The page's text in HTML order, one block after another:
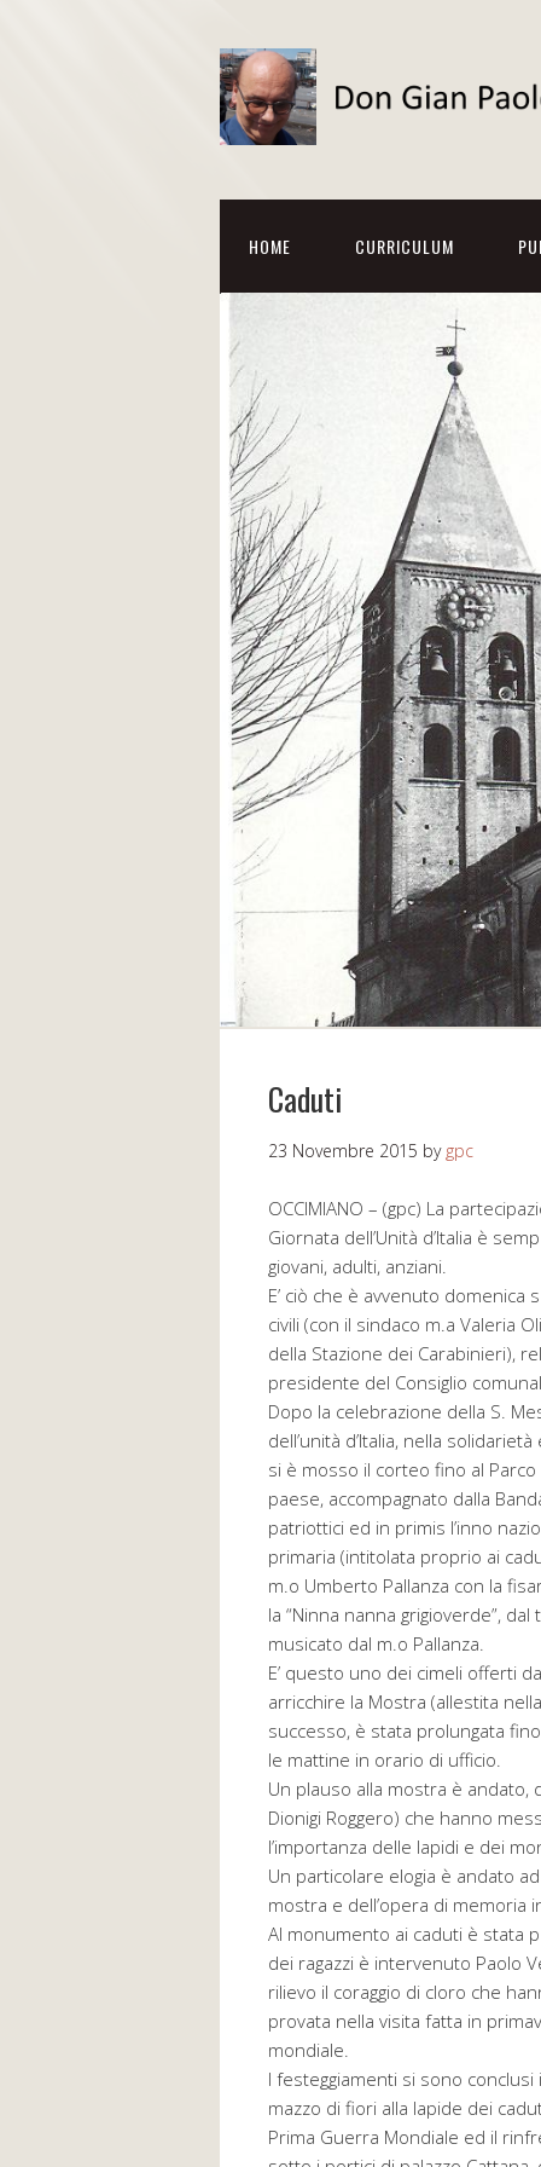
HOME CURRICULUM
Caduti
23 Novembre 2015 by gpc
OCCIMIANO – (gpc) La
Giornata dell’Unità d’Italia è
giovani, adulti, anziani.
E’ ciò che è avvenuto
civili (con il sindaco m.a Valeria
della Stazione dei Carabinieri),
presidente del Consiglio
Dopo la celebrazione della S.
dell’unità d’Italia, nella
si è mosso il corteo fino al
paese, accompagnato dalla
patriottici ed in primis l’inno
primaria (intitolata proprio ai
m.o Umberto Pallanza con la
la “Ninna nanna grigioverde”,
musicato dal m.o Pallanza.
E’ questo uno dei cimeli offerti
arricchire la Mostra (allestita
successo, è stata prolungata
le mattine in orario di ufficio.
Un plauso alla mostra è andato,
Dionigi Roggero) che hanno
l’importanza delle lapidi e dei
Un particolare elogia è andato
mostra e dell’opera di memoria
Al monumento ai caduti è stata
dei ragazzi è intervenuto Paolo
rilievo il coraggio di cloro che
provata nella visita fatta in
mondiale.
I festeggiamenti si sono
mazzo di fiori alla lapide dei
Prima Guerra Mondiale ed il